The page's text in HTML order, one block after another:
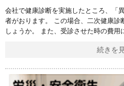
会社で健康診断を実施したところ、「
者がおります。 この場合、二次健康診
しょうか。 また、受診させた時の費用
続きを